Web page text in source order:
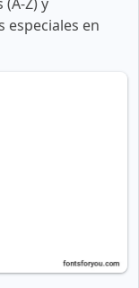
Z) y
especiales en